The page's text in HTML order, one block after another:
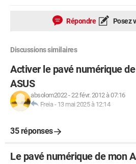
Répondre Posez
Discussions similaires
Activer le pavé numérique
ASUS
absolom2022-22 févr. 2012 à 07:16
Freia - 13 mai 2025 à 12:14
35 réponses
Le pavé numérique de mon